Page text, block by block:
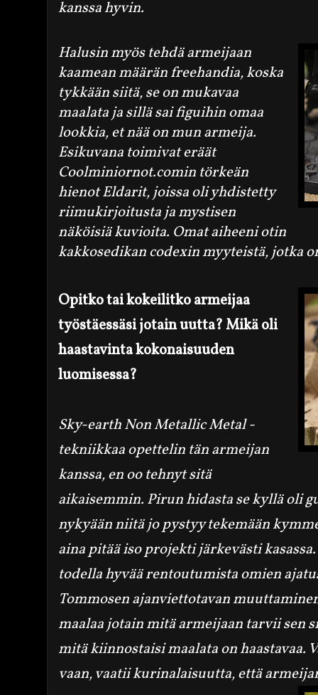
kanssa hyvin.
Halusin myös tehdä armeijaan
kaamean määrän freehandia, koska
tykkään siitä, se on mukavaa
maalata ja sillä sai figuihin omaa
lookkia,et nää on mun armeija.
Esikuvana toimivat eräät
Coolminiornot.comin törkeän
hienot Eldarit, joissa oli yhdistetty
riimukirjoitusta ja mystisen
näköisiä kuvioita. Omat aiheeni otin
kakkosedikan codexin myyteistä, jotka
Opitko tai kokeilitko armeijaa
työstäessäsi jotain uutta? Mikä oli
haastavinta kokonaisuuden
luomisessa?
Sky-earth Non Metallic Metal -
tekniikkaa opettelin tän armeijan
kanssa, en oo tehnyt sitä
aikaisemmin. Pirun hidasta se kyllä oli
nykyään niitä jo pystyy tekemään
aina pitää iso projekti järkevästi
todella hyvää rentoutumista omien
Tommosen ajanviettotavan
maalaa jotain mitä armeijaan tarvii sen
mitä kiinnostaisi maalata on haastavaa.
vaan, vaatii kurinalaisuutta, että